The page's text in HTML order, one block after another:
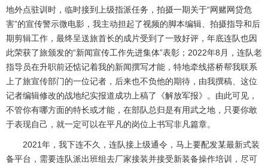
地外点驻训时，临时接到上级指派任务，拍摄一期关于“网赌网贷危
害”的宣传警示微电影，我主动担起了视频的脚本编辑、拍摄指导和后
期剪辑工作，最终呈送旅首长的成片受到了一致好评，年底连队也因
此荣获了旅颁发的“新闻宣传工作先进集体”表彰； 2022年8月，连队老
指导员在升职前还惦记着我的新闻撰写才能，特地牵线搭桥帮我联系
上了旅宣传部门的一位记者，后来也不负他的期待，由我撰稿、这位
记者编辑修改的战地纪实报道成功上稿了《解放军报》。由此可见，
不管你有哪方面的特长或才能，在部队总归是有用武之地，只要你敢
于表现自己，就一定可以在平凡的岗位上书写非凡篇章。
2021年，我下连不久，连队接上级通令，马上要配发某最新式装
备平台，需要连队派出班组去厂家接装并接受新装备操作培训，尽可